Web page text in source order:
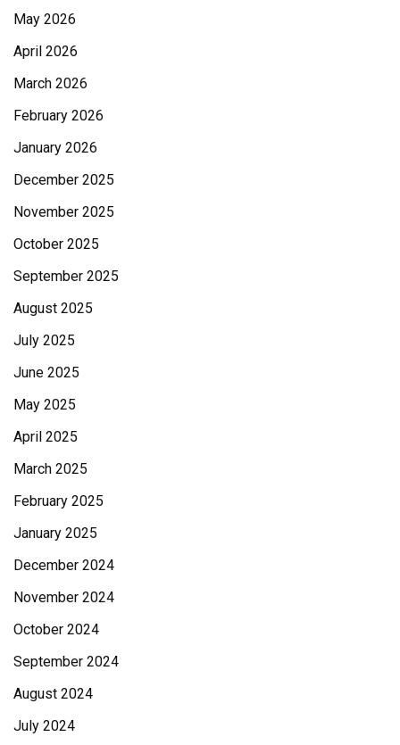
May 2026
April 2026
March 2026
February 2026
January 2026
December 2025
November 2025
October 2025
September 2025
August 2025
July 2025
June 2025
May 2025
April 2025
March 2025
February 2025
January 2025
December 2024
November 2024
October 2024
September 2024
August 2024
July 2024